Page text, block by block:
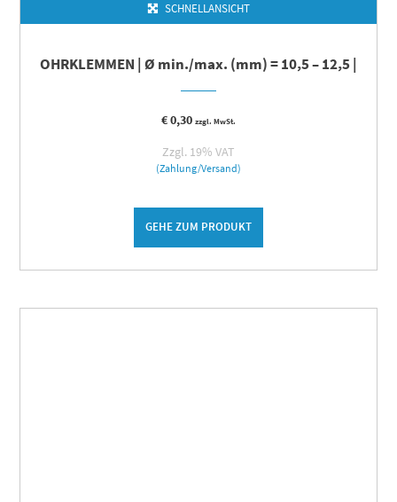
SCHNELLANSICHT
OHRKLEMMEN | Ø min./max. (mm) = 10,5 – 12,5 |
€0,30 zzgl. MwSt.
Zzgl. 19% VAT
(Zahlung/Versand)
GEHE ZUM PRODUKT